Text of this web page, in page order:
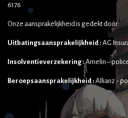
6176
Onze aansprakelijkheid is gedekt door :
Uitbatingsaansprakelijkheid : AG
Insolventieverzekering :Amelin –
Beroepsaansprakelijkheid : Allianz -